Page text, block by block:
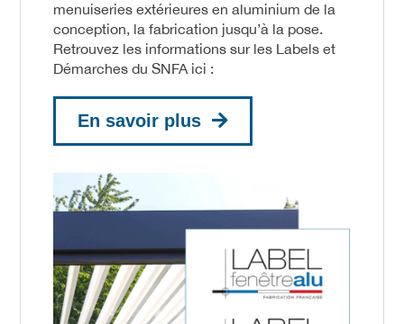
menuiseries extérieures en aluminium de la
conception, la fabrication jusqu’à la pose.
Retrouvez les informations sur les Labels et
Démarches du SNFA ici :
En savoir plus